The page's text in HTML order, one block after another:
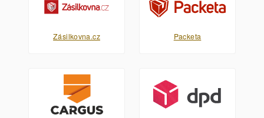
Zásilkovna.cz Packeta